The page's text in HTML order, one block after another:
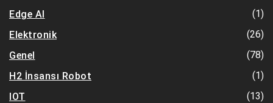
Edge AI
(1)
Elektronik
(26)
Genel
(78)
H2 İnsansı Robot
(1)
IOT
(13)